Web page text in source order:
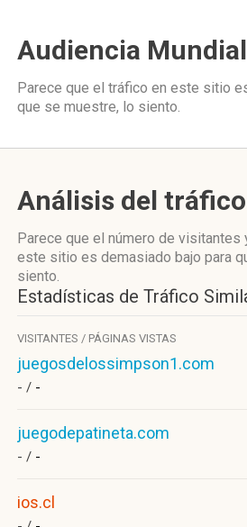
Audiencia Mundial
Parece que el tráfico en este sitio
que se muestre, lo siento.
Análisis del tráfico
Parece que el número de visitantes
este sitio es demasiado bajo para
siento.
Estadísticas de Tráfico
VISITANTES / PÁGINAS VISTAS
juegosdelossimpson1.com
- / -
juegodepatineta.com
- / -
ios.cl